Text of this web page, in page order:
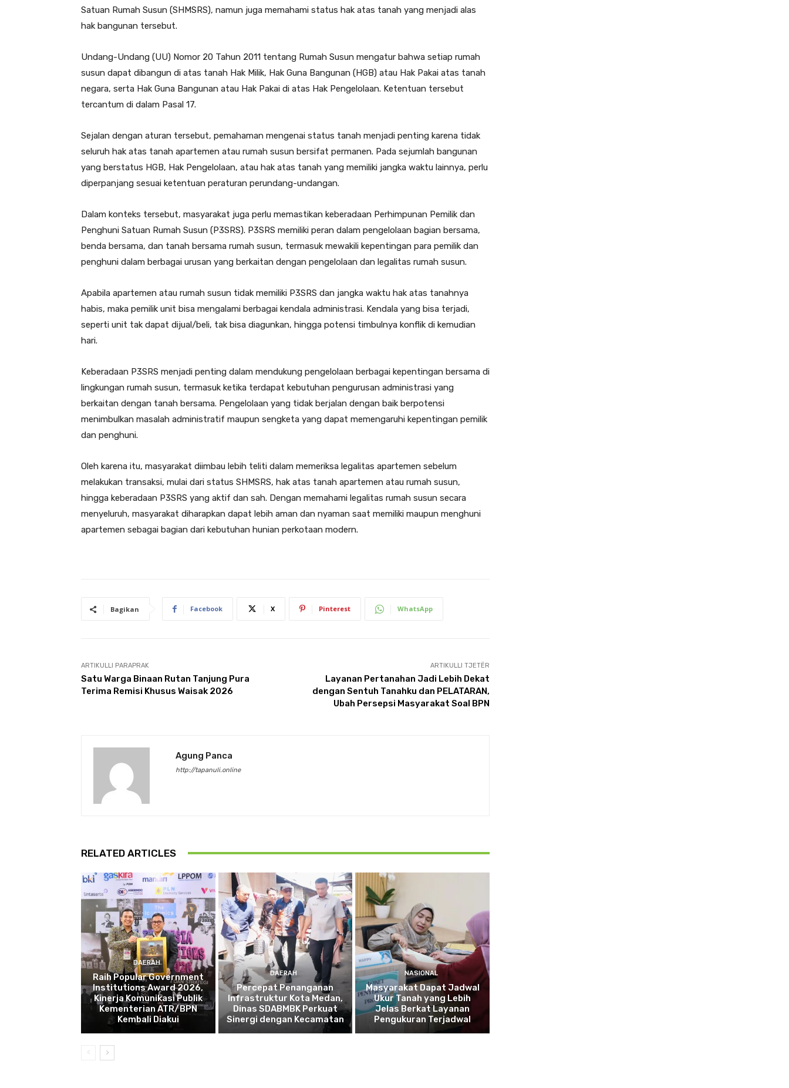
Satuan Rumah Susun (SHMSRS), namun juga memahami status hak atas tanah yang menjadi alas
hak bangunan tersebut.
Undang-Undang (UU) Nomor 20 Tahun 2011 tentang Rumah Susun mengatur bahwa setiap rumah
susun dapat dibangun di atas tanah Hak Milik, Hak Guna Bangunan (HGB) atau Hak Pakai atas tanah
negara, serta Hak Guna Bangunan atau Hak Pakai di atas Hak Pengelolaan. Ketentuan tersebut
tercantum di dalam Pasal 17.
Sejalan dengan aturan tersebut, pemahaman mengenai status tanah menjadi penting karena tidak
seluruh hak atas tanah apartemen atau rumah susun bersifat permanen. Pada sejumlah bangunan
yang berstatus HGB, Hak Pengelolaan, atau hak atas tanah yang memiliki jangka waktu lainnya, perlu
diperpanjang sesuai ketentuan peraturan perundang-undangan.
Dalam konteks tersebut, masyarakat juga perlu memastikan keberadaan Perhimpunan Pemilik dan
Penghuni Satuan Rumah Susun (P3SRS). P3SRS memiliki peran dalam pengelolaan bagian bersama,
benda bersama, dan tanah bersama rumah susun, termasuk mewakili kepentingan para pemilik dan
penghuni dalam berbagai urusan yang berkaitan dengan pengelolaan dan legalitas rumah susun.
Apabila apartemen atau rumah susun tidak memiliki P3SRS dan jangka waktu hak atas tanahnya
habis, maka pemilik unit bisa mengalami berbagai kendala administrasi. Kendala yang bisa terjadi,
seperti unit tak dapat dijual/beli, tak bisa diagunkan, hingga potensi timbulnya konflik di kemudian
hari.
Keberadaan P3SRS menjadi penting dalam mendukung pengelolaan berbagai kepentingan bersama di
lingkungan rumah susun, termasuk ketika terdapat kebutuhan pengurusan administrasi yang
berkaitan dengan tanah bersama. Pengelolaan yang tidak berjalan dengan baik berpotensi
menimbulkan masalah administratif maupun sengketa yang dapat memengaruhi kepentingan pemilik
dan penghuni.
Oleh karena itu, masyarakat diimbau lebih teliti dalam memeriksa legalitas apartemen sebelum
melakukan transaksi, mulai dari status SHMSRS, hak atas tanah apartemen atau rumah susun,
hingga keberadaan P3SRS yang aktif dan sah. Dengan memahami legalitas rumah susun secara
menyeluruh, masyarakat diharapkan dapat lebih aman dan nyaman saat memiliki maupun menghuni
apartemen sebagai bagian dari kebutuhan hunian perkotaan modern.
Bagikan Facebook X Pinterest WhatsApp
ARTIKULLI PARAPRAK
Satu Warga Binaan Rutan Tanjung Pura
Terima Remisi Khusus Waisak 2026
ARTIKULLI TJETËR
Layanan Pertanahan Jadi Lebih Dekat
dengan Sentuh Tanahku dan PELATARAN,
Ubah Persepsi Masyarakat Soal BPN
Agung Panca
http://tapanuli.online
RELATED ARTICLES
DAERAH
Raih Popular Government
Institutions Award 2026,
Kinerja Komunikasi Publik
Kementerian ATR/BPN
Kembali Diakui
DAERAH
Percepat Penanganan
Infrastruktur Kota Medan,
Dinas SDABMBK Perkuat
Sinergi dengan Kecamatan
NASIONAL
Masyarakat Dapat Jadwal
Ukur Tanah yang Lebih
Jelas Berkat Layanan
Pengukuran Terjadwal